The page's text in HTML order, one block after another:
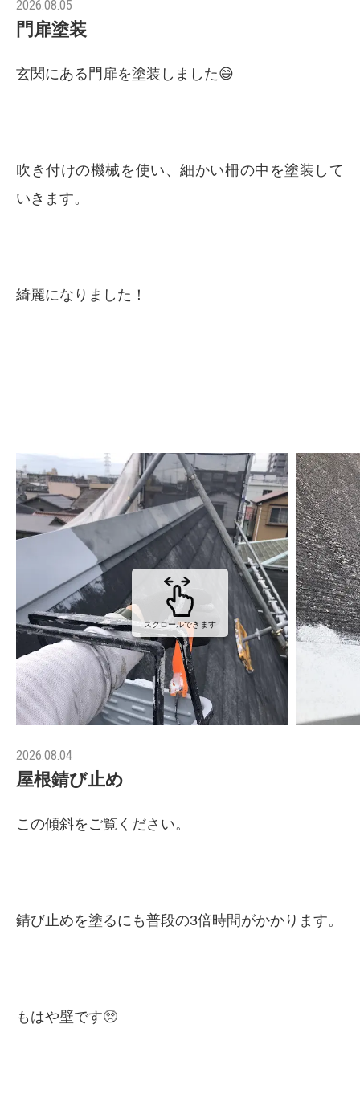
2026.08.05
門扉塗装
玄関にある門扉を塗装しました😄
吹き付けの機械を使い、細かい柵の中を塗装して
いきます。
綺麗になりました！
スクロールできます
2026.08.04
屋根錆び止め
この傾斜をご覧ください。
錆び止めを塗るにも普段の3倍時間がかかります。
もはや壁です🥺